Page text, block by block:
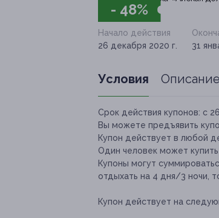
- 48%
Начало действия
26 декабря 2020 г.
31
Условия Описание
Срок действия купонов: с
Вы можете предъявить
Купон действует в любой
Один человек может
Купоны могут
отдыхать на 4 дня/3 ночи,
Купон действует на